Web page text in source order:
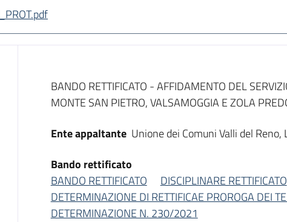
Dati del bando
BANDO RETTIFICATO - AFFIDAMENTO DEL
MONTE SAN PIETRO, VALSAMOGGIA E ZOLA
Ente appaltante Unione dei Comuni Valli del Reno,
Bando rettificato
BANDO RETTIFICATO
DISCIPLINARE RETTIFICATO
DETERMINAZIONE DI RETTIFICAE PROROGA DEI
DETERMINAZIONE N. 230/2021